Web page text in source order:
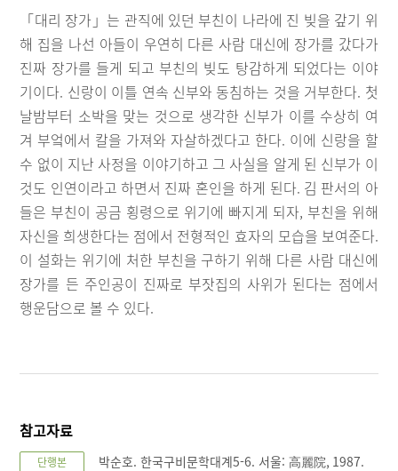
「대리 장가」는 관직에 있던 부친이 나라에 진 빚을 갚기 위
해 집을 나선 아들이 우연히 다른 사람 대신에 장가를 갔다가
진짜 장가를 들게 되고 부친의 빚도 탕감하게 되었다는 이야
기이다. 신랑이 이틀 연속 신부와 동침하는 것을 거부한다. 첫
날밤부터 소박을 맞는 것으로 생각한 신부가 이를 수상히 여
겨 부엌에서 칼을 가져와 자살하겠다고 한다. 이에 신랑을 할
수 없이 지난 사정을 이야기하고 그 사실을 알게 된 신부가 이
것도 인연이라고 하면서 진짜 혼인을 하게 된다. 김 판서의 아
들은 부친이 공금 횡령으로 위기에 빠지게 되자, 부친을 위해
자신을 희생한다는 점에서 전형적인 효자의 모습을 보여준다.
이 설화는 위기에 처한 부친을 구하기 위해 다른 사람 대신에
장가를 든 주인공이 진짜로 부잣집의 사위가 된다는 점에서
행운담으로 볼 수 있다.
참고자료
단행본 박순호. 한국구비문학대계5-6. 서울: 高麗院, 1987.